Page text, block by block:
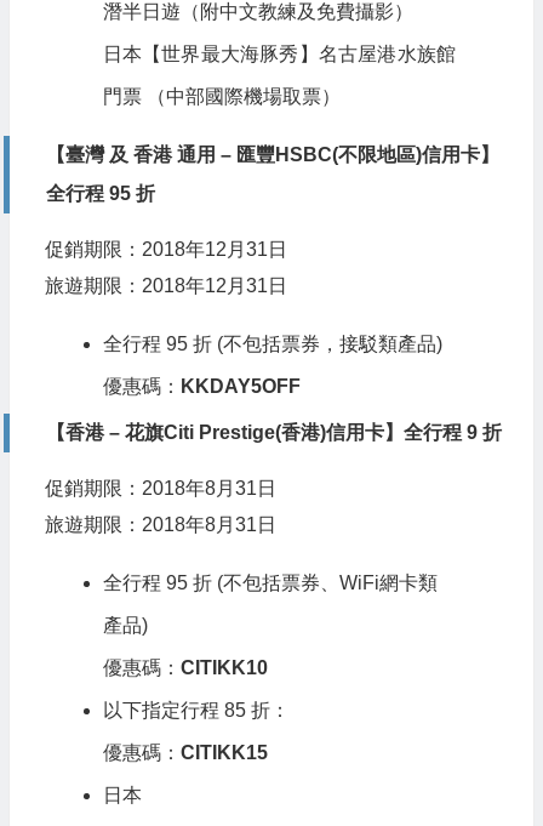
潛半日遊（附中文教練及免費攝影）
日本【世界最大海豚秀】名古屋港水族館
門票 （中部國際機場取票）
【臺灣 及 香港 通用 – 匯豐HSBC(不限地區)信用卡】
全行程 95 折
促銷期限：2018年12月31日
旅遊期限：2018年12月31日
全行程 95 折 (不包括票券，接駁類產品)
優惠碼： KKDAY5OFF
【香港 – 花旗Citi Prestige(香港)信用卡】全行程 9 折
促銷期限：2018年8月31日
旅遊期限：2018年8月31日
全行程 95 折 (不包括票券、WiFi網卡類
產品)
優惠碼： CITIKK10
以下指定行程 85 折：
優惠碼： CITIKK15
日本